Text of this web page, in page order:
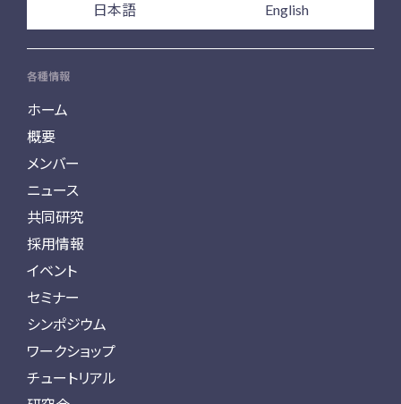
日本語 English
各種情報
ホーム
概要
メンバー
ニュース
共同研究
採用情報
イベント
セミナー
シンポジウム
ワークショップ
チュートリアル